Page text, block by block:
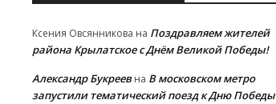
Ксения Овсянникова на Поздравляем жителей
района Крылатское с Днём Великой Победы!
Александр Букреевна В московском метро
запустили тематический поезд к Дню Победы